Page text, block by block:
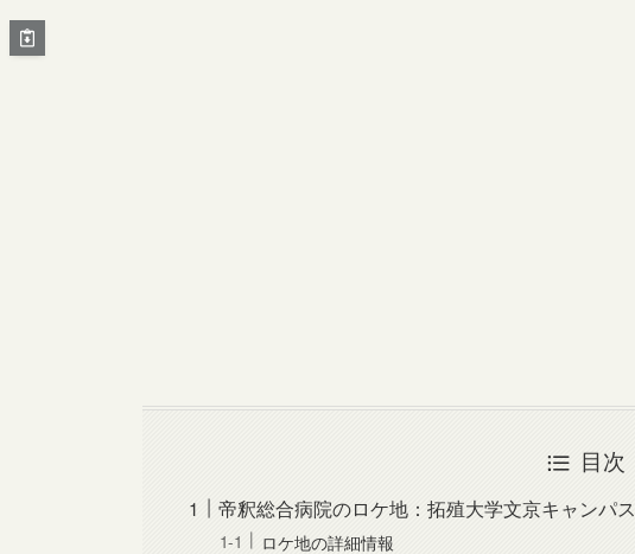
目次
帝釈総合病院のロケ地：拓殖大学文京キャンパス
ロケ地の詳細情報